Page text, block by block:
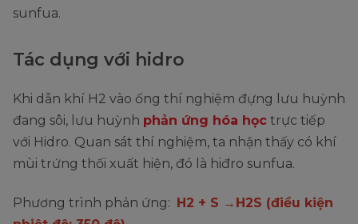
sunfua.
Tác dụng với hidro
Khi dẫn khí H2 vào ống thí nghiệm đựng lưu huỳnh
đang sôi, lưu huỳnh phản ứng hóa học trực tiếp
với Hidro. Quan sát thí nghiệm, ta nhận thấy có khí
mùi trứng thối xuất hiện, đó là hiđro sunfua.
Phương trình phản ứng: H2 + S →H2S (điều kiện